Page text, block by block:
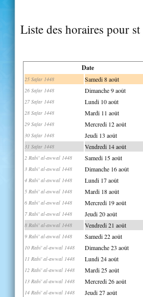
Liste des horaires pour
Date
25 Safar 1448 Samedi 8 août
26 Safar 1448 Dimanche 9 août
27 Safar 1448 Lundi 10 août
28 Safar 1448 Mardi 11 août
29 Safar 1448 Mercredi 12 août
30 Safar 1448 Jeudi 13 août
31 Safar 1448 Vendredi 14 août
2 Rabi' al-awwal 1448 Samedi 15 août
3 Rabi' al-awwal 1448 Dimanche 16 août
4 Rabi' al-awwal 1448 Lundi 17 août
5 Rabi' al-awwal 1448 Mardi 18 août
6 Rabi' al-awwal 1448 Mercredi 19 août
7 Rabi' al-awwal 1448 Jeudi 20 août
8 Rabi' al-awwal 1448 Vendredi 21 août
9 Rabi' al-awwal 1448 Samedi 22 août
10 Rabi' al-awwal 1448 Dimanche 23 août
11 Rabi' al-awwal 1448 Lundi 24 août
12 Rabi' al-awwal 1448 Mardi 25 août
13 Rabi' al-awwal 1448 Mercredi 26 août
14 Rabi' al-awwal 1448 Jeudi 27 août